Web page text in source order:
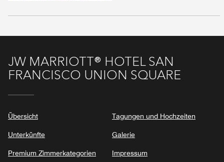
JW MARRIOTT® HOTEL SAN
FRANCISCO UNION SQUARE
Übersicht
Unterkünfte
Premium Zimmerkategorien
Tagungen und Hochzeiten
Galerie
Impressum